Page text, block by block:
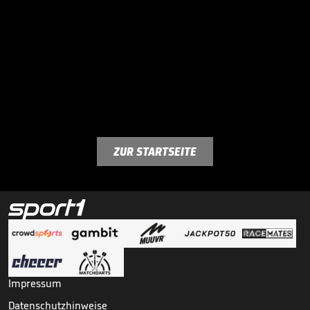
ZUR STARTSEITE
Impressum
Datenschutzhinweise